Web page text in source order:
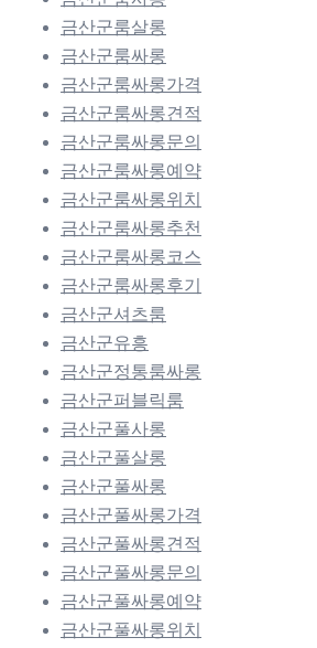
금산군룸살롱
금산군룸싸롱
금산군룸싸롱가격
금산군룸싸롱견적
금산군룸싸롱문의
금산군룸싸롱예약
금산군룸싸롱위치
금산군룸싸롱추천
금산군룸싸롱코스
금산군룸싸롱후기
금산군셔츠룸
금산군유흥
금산군정통룸싸롱
금산군퍼블릭룸
금산군풀사롱
금산군풀살롱
금산군풀싸롱
금산군풀싸롱가격
금산군풀싸롱견적
금산군풀싸롱문의
금산군풀싸롱예약
금산군풀싸롱위치